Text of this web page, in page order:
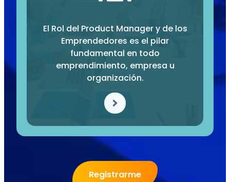
El Rol del Product Manager y de los
Emprendedores es el pilar
fundamental en todo
emprendimiento, empresa u
organización.
Registrarme